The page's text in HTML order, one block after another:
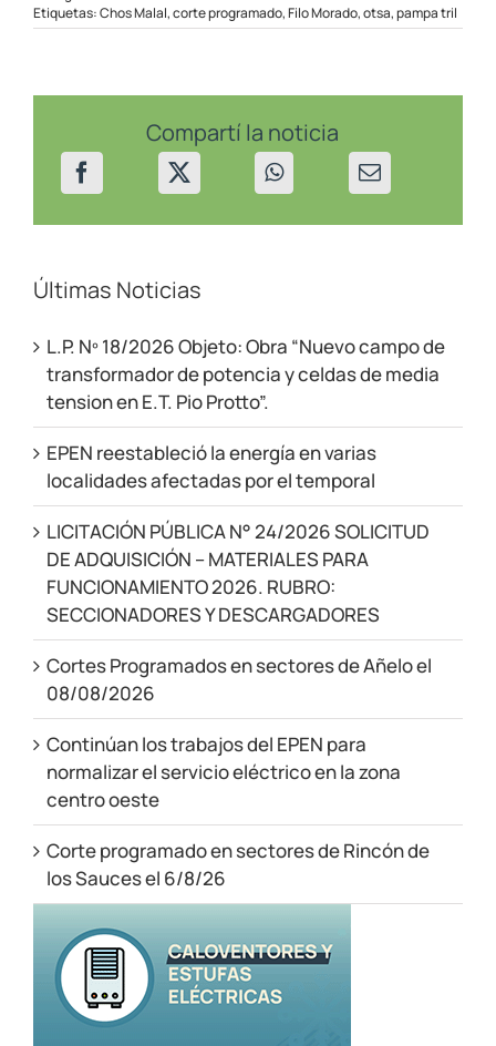
Corte
de
zona
norte
Etiquetas:Chos Malal,corte programado,Filo Morado,otsa,pampa tril
Compartí la noticia
Últimas Noticias
L.P. Nº 18/2026 Objeto: Obra “Nuevo campo de
transformador de potencia y celdas de media
tension en E.T. Pio Protto”.
EPEN reestableció la energía en varias
localidades afectadas por el temporal
LICITACIÓN PÚBLICA N° 24/2026 SOLICITUD
DE ADQUISICIÓN – MATERIALES PARA
FUNCIONAMIENTO 2026. RUBRO:
SECCIONADORES Y DESCARGADORES
Cortes Programados en sectores de Añelo el
08/08/2026
Continúan los trabajos del EPEN para
normalizar el servicio eléctrico en la zona
centro oeste
Corte programado en sectores de Rincón de
los Sauces el 6/8/26